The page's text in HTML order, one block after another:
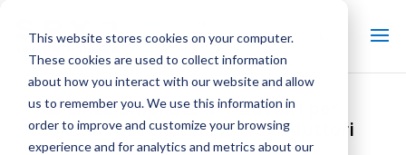
This website stores cookies on your computer.
These cookies are used to collect information
about how you interact with our website and allow
us to remember you. We use this information in
order to improve and customize your browsing
experience and for analytics and metrics about our
Linea ampliata di riduttori per
torri di raffreddamento di riduttori